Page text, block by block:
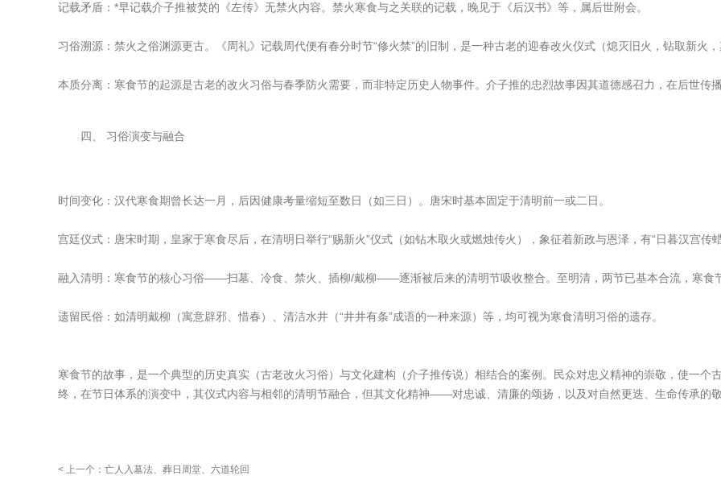
记载矛盾：*早记载介子推被焚的《左传》无禁火内容。禁火寒食与之关联的记载，晚见于《后汉书》等，属后世附会。
习俗溯源：禁火之俗渊源更古。《周礼》记载周代便有春分时节“修火禁”的旧制，是一种古老的迎春改火仪式（熄灭旧火，钻取新火
本质分离：寒食节的起源是古老的改火习俗与春季防火需要，而非特定历史人物事件。介子推的忠烈故事因其道德感召力，在后世传
四、 习俗演变与融合
时间变化：汉代寒食期曾长达一月，后因健康考量缩短至数日（如三日）。唐宋时基本固定于清明前一或二日。
宫廷仪式：唐宋时期，皇家于寒食尽后，在清明日举行“赐新火”仪式（如钻木取火或燃烛传火），象征着新政与恩泽，有“日暮汉宫传
融入清明：寒食节的核心习俗——扫墓、冷食、禁火、插柳/戴柳——逐渐被后来的清明节吸收整合。至明清，两节已基本合流，寒食
遗留民俗：如清明戴柳（寓意辟邪、惜春）、清洁水井（“井井有条”成语的一种来源）等，均可视为寒食清明习俗的遗存。
寒食节的故事，是一个典型的历史真实（古老改火习俗）与文化建构（介子推传说）相结合的案例。民众对忠义精神的崇敬，使一个
终，在节日体系的演变中，其仪式内容与相邻的清明节融合，但其文化精神——对忠诚、清廉的颂扬，以及对自然更迭、生命传承
< 上一个：亡人入墓法、葬日周堂、六道轮回